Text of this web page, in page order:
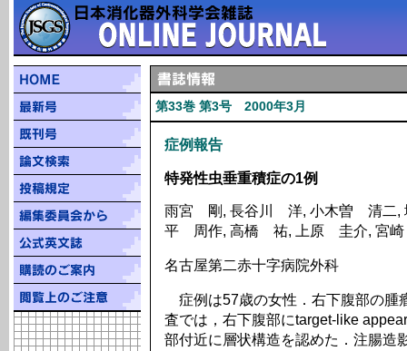
第33巻 第3号 2000年3月
症例報告
特発性虫垂重積症の1例
雨宮 剛, 長谷川 洋, 小木曽 清二
平 周作, 高橋 祐, 上原 圭介, 宮
名古屋第二赤十字病院外科
症例は57歳の女性．右下腹部の腫
査では，右下腹部にtarget-like
部付近に層状構造を認めた．注腸造